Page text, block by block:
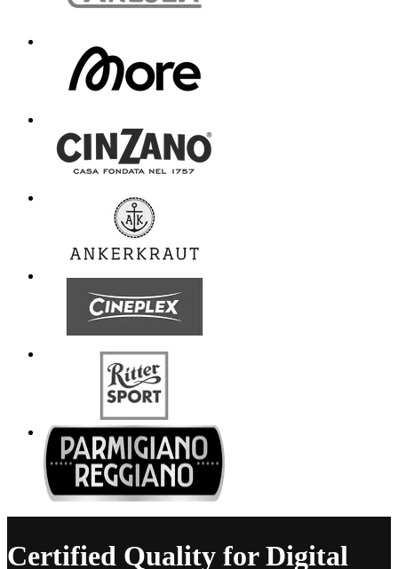
Certified Quality for Digital